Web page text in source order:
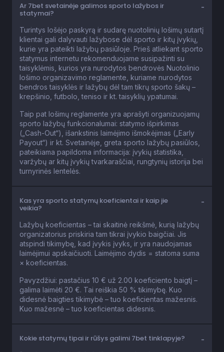
Ar 7bet svetainėje galimos sporto lažybos ir
statymai?
Turintys lošėjo paskyrą ir sudarę nuotolinių lošimų sutartį
klientai gali dalyvauti lažybose dėl sporto ir kitų įvykių,
kurie yra pateikti lažybų pasiūloje. Prieš atliekant sporto
statymus internetu rekomenduojame susipažinti su
taisyklėmis, kurios yra nurodytos bendrovės Nuotolinio
lošimo organizavimo reglamente, kuriame nurodytos
bendros taisyklės ir lažybų dėl tam tikrų sporto šakų –
krepšinio, futbolo, teniso ir kt. taisyklių ypatumai.
Taip pat lošimų reglamente yra aprašyti organizuojamų
sporto lažybų funkcionalumai: statymo išpirkimas
(„Cash-Out“), išankstinis laimėjimo išmokėjimas („Early
Payout“) ir kt. Svetainėje, greta sporto lažybų pasiūlos,
pateikiama papildoma informacija: įvykių statistika,
varžybų ar kitų įvykių tvarkaraščiai, rungtynių istorija bei
turnyrinės lentelės.
Kas yra sporto statymų koeficientai ir kaip jie
veikia?
Lažybų koeficientas – tai skaitinė reikšmė, kurią lažybų
organizatorius priskiria tam tikrai įvykio baigčiai. Jis
atspindi tikimybę, kad įvykis įvyks, ir yra naudojamas
laimėjimui apskaičiuoti. Laimėjimo dydis = statoma suma
× koeficientas.
Pavyzdžiui: pastačius 10 € už 2.00 koeficiento baigtį –
galima laimėti 20 €. Tai reiškia 50 % tikimybę. Kuo
didesnė baigties tikimybė – tuo koeficientas mažesnis.
Kuo mažesnė – tuo koeficientas didesnis.
Kokie statymų tipai ir rūšys galimi 7bet tinklapyje?